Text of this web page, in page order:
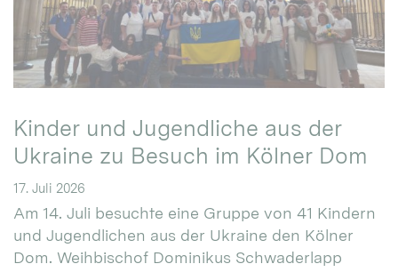
Kinder und Jugendliche aus der
Ukraine zu Besuch im Kölner Dom
17. Juli 2026
Am 14. Juli besuchte eine Gruppe von 41 Kindern
und Jugendlichen aus der Ukraine den Kölner
Dom. Weihbischof Dominikus Schwaderlapp